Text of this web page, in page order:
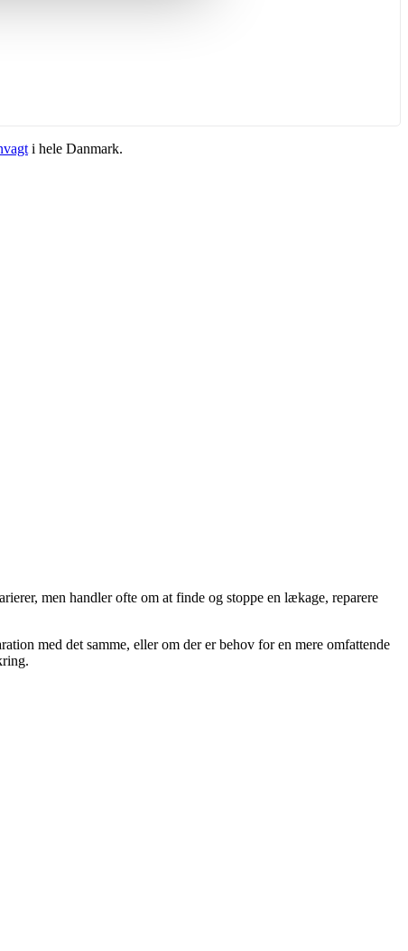
i hele Danmark.
men handler ofte om at finde og stoppe en lækage, reparere
med det samme, eller om der er behov for en mere omfattende